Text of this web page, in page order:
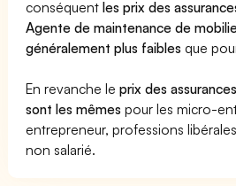
conséquentles prix des
Agente de maintenance de
généralement plus faibles que
En revanche leprix des
sont les mêmes pour les micro-
entrepreneur, professions
non salarié.